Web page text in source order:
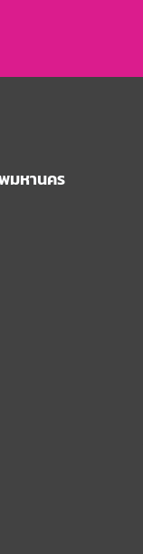
มหานคร